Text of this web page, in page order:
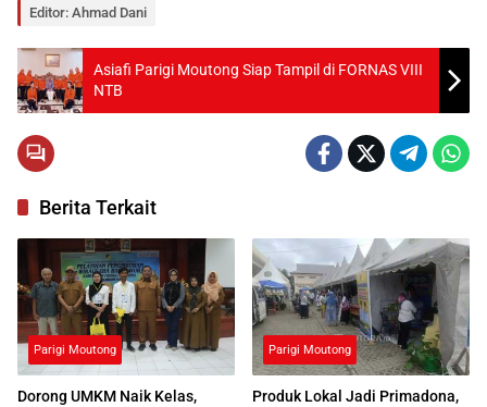
Editor: Ahmad Dani
Asiafi Parigi Moutong Siap Tampil di FORNAS VIII
NTB
Berita Terkait
Parigi Moutong
Dorong UMKM Naik Kelas,
Parigi Moutong
Produk Lokal Jadi Primadona,